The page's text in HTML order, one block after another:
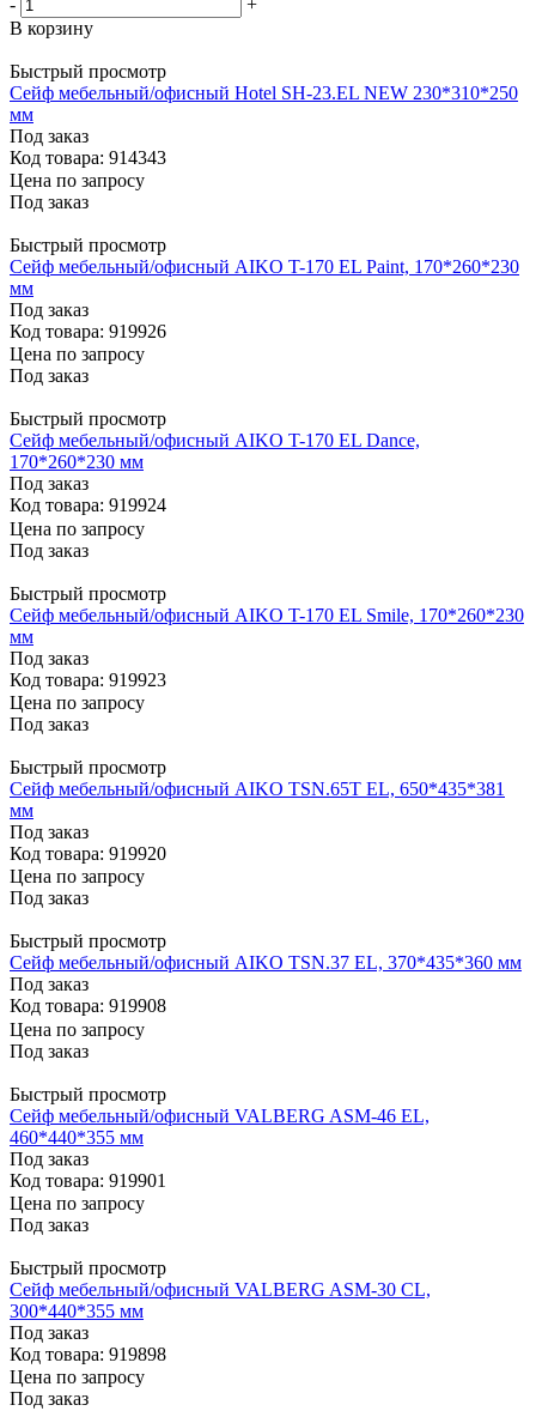
В корзину
Быстрый просмотр
Сейф мебельный/офисный Hotel SH-23.EL NEW 230*310*250
мм
Под заказ
Код товара: 914343
Цена по запросу
Под заказ
Быстрый просмотр
Сейф мебельный/офисный AIKO T-170 EL Paint, 170*260*230
мм
Под заказ
Код товара: 919926
Цена по запросу
Под заказ
Быстрый просмотр
Сейф мебельный/офисный AIKO T-170 EL Dance,
170*260*230 мм
Под заказ
Код товара: 919924
Цена по запросу
Под заказ
Быстрый просмотр
Сейф мебельный/офисный AIKO T-170 EL Smile, 170*260*230
мм
Под заказ
Код товара: 919923
Цена по запросу
Под заказ
Быстрый просмотр
Сейф мебельный/офисный AIKO TSN.65T EL, 650*435*381
мм
Под заказ
Код товара: 919920
Цена по запросу
Под заказ
Быстрый просмотр
Сейф мебельный/офисный AIKO TSN.37 EL, 370*435*360 мм
Под заказ
Код товара: 919908
Цена по запросу
Под заказ
Быстрый просмотр
Сейф мебельный/офисный VALBERG ASM-46 EL,
460*440*355 мм
Под заказ
Код товара: 919901
Цена по запросу
Под заказ
Быстрый просмотр
Сейф мебельный/офисный VALBERG ASM-30 CL,
300*440*355 мм
Под заказ
Код товара: 919898
Цена по запросу
Под заказ